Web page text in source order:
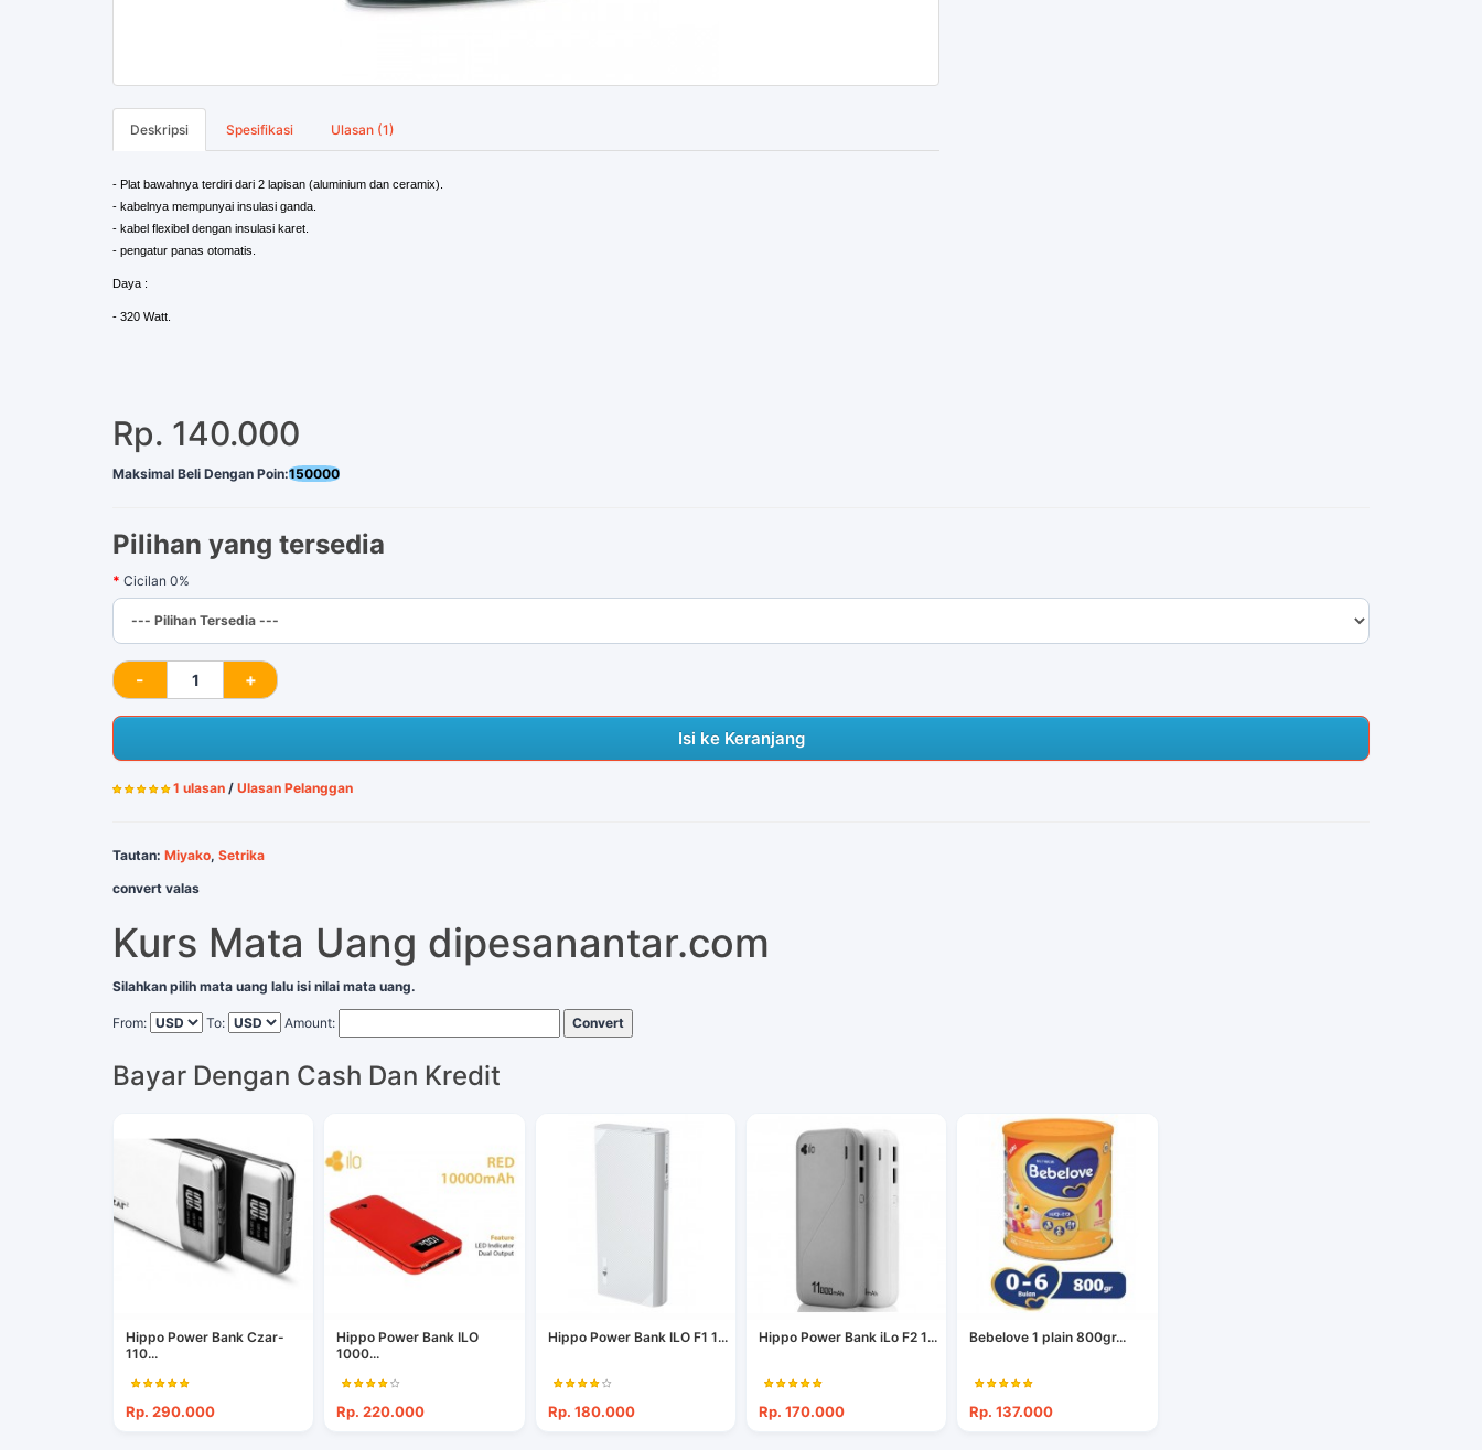
Deskripsi Spesifikasi Ulasan (1)
- Plat bawahnya terdiri dari 2 lapisan (aluminium dan ceramix).
- kabelnya mempunyai insulasi ganda.
- kabel flexibel dengan insulasi karet.
- pengatur panas otomatis.
Daya :
- 320 Watt.
Rp. 140.000
Maksimal Beli Dengan Poin:150000
Pilihan yang tersedia
Cicilan 0%
Isi ke Keranjang
1 ulasan / Ulasan Pelanggan
Tautan: Miyako, Setrika
convert valas
Kurs Mata Uang dipesanantar.com
Silahkan pilih mata uang lalu isi nilai mata uang.
From: To: Amount: Convert
Bayar Dengan Cash Dan Kredit
Hippo Power Bank Czar-
110...
Rp. 290.000
Hippo Power Bank ILO
1000...
Rp. 220.000
Hippo Power Bank ILO F1 1...
Rp. 180.000
Hippo Power Bank iLo F2 1...
Rp. 170.000
Bebelove 1 plain 800gr...
Rp. 137.000